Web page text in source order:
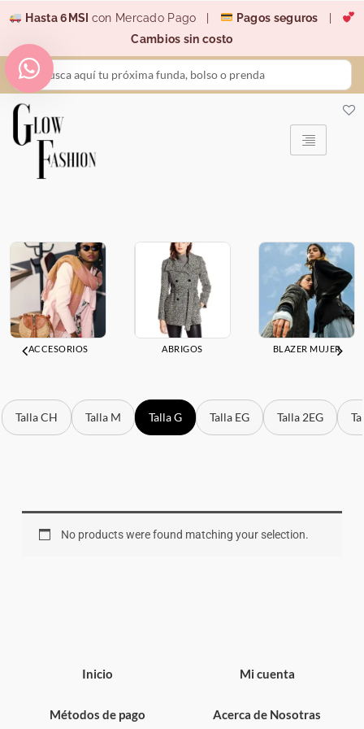
contenido
Hasta 6MSI con Mercado Pago | Pagos seguros
Cambios sin costo
Search
...
ACCESORIOS ABRIGOS BLAZER MUJER
Talla CH Talla M Talla G Talla EG Talla 2EG
No products were found matching your selection.
Inicio
Métodos de pago
Mi cuenta
Acerca de Nosotras